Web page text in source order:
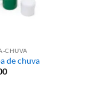
CHUVA
de chuva